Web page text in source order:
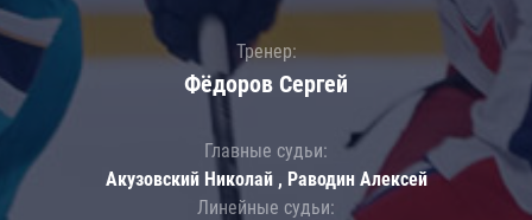
Тренер:
Фёдоров Сергей
Главные судьи:
Акузовский Николай , Раводин Алексей
Линейные судьи: